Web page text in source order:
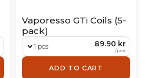
Vaporesso GTi Coils (5-
pack)
1 pcs 89.90 kr
/pcs
ADD TO CART